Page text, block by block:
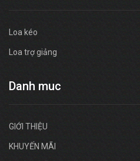
Loa kéo
Loa trợ giảng
Danh muc
GIỚI THIỆU
KHUYẾN MÃI